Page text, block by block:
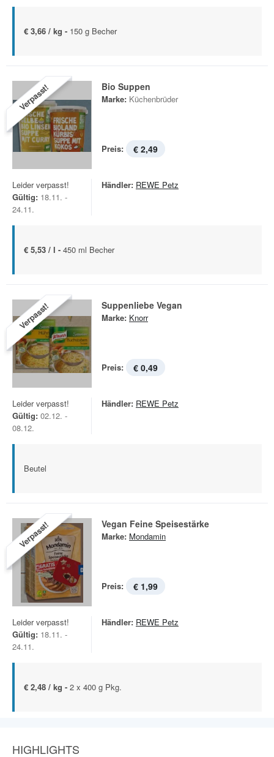
€ 3,66 / kg - 150 g Becher
Verpasst! Bio Suppen
Marke: Küchenbrüder
Preis: € 2,49
Leider verpasst!
Gültig: 18.11. -
24.11.
Händler: REWE Petz
€ 5,53 / l - 450 ml Becher
Verpasst! Suppenliebe Vegan
Marke: Knorr
Preis: € 0,49
Leider verpasst!
Gültig: 02.12. -
08.12.
Händler: REWE Petz
Beutel
Verpasst! Vegan Feine Speisestärke
Marke: Mondamin
Preis: € 1,99
Leider verpasst!
Gültig: 18.11. -
24.11.
Händler: REWE Petz
€ 2,48 / kg - 2 x 400 g Pkg.
HIGHLIGHTS